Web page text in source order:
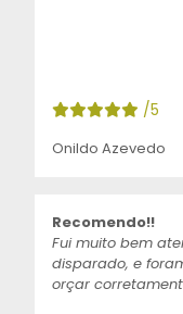
/5
Onildo Azevedo
Recomendo!!
Fui muito bem
disparado, e
orçar